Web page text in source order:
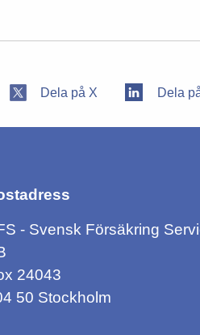
Dela på X Dela
- Svensk Försäkring
24043
50 Stockholm